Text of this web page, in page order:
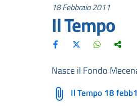
18 Febbraio 2011
Il Tempo
Nasce il Fondo
Il Tempo 18